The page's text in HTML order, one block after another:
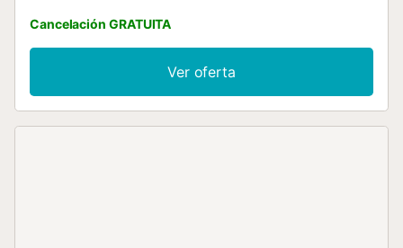
Cancelación GRATUITA
Ver oferta